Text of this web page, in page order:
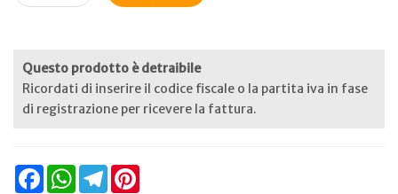
Questo prodotto è detraibile
Ricordati di inserire il codice fiscale o la partita iva in fase
di registrazione per ricevere la fattura.
FacebookWhatsAppTelegram